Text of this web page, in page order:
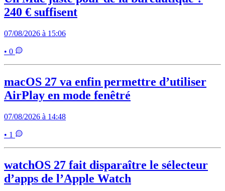
240 € suffisent
07/08/2026 à 15:06
• 0
macOS 27 va enfin permettre d’utiliser
AirPlay en mode fenêtré
07/08/2026 à 14:48
• 1
watchOS 27 fait disparaître le sélecteur
d’apps de l’Apple Watch